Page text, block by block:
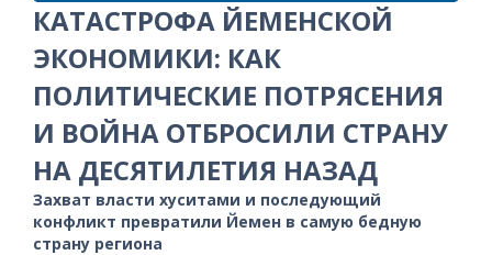
КАТАСТРОФА ЙЕМЕНСКОЙ
ЭКОНОМИКИ: КАК
ПОЛИТИЧЕСКИЕ ПОТРЯСЕНИЯ
И ВОЙНА ОТБРОСИЛИ СТРАНУ
НА ДЕСЯТИЛЕТИЯ НАЗАД
Захват власти хуситами и последующий
конфликт превратили Йемен в самую бедную
страну региона